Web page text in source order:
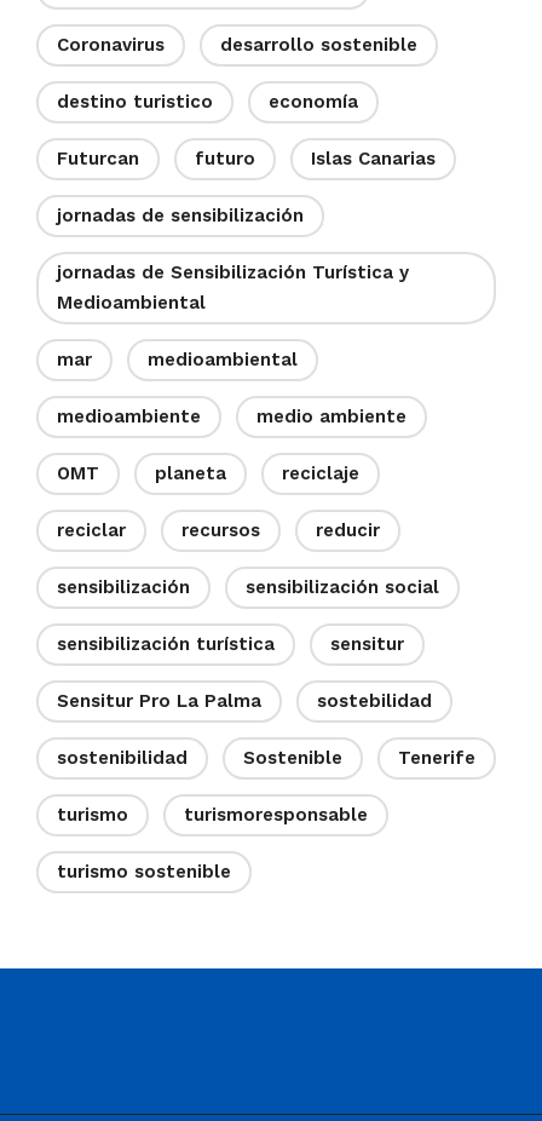
Coronavirus desarrollo sostenible
destino turistico economía
Futurcan futuro Islas Canarias
jornadas de sensibilización
jornadas de Sensibilización Turística y
Medioambiental
mar medioambiental
medioambiente medio ambiente
OMT planeta reciclaje
reciclar recursos reducir
sensibilización sensibilización social
sensibilización turística sensitur
Sensitur Pro La Palma sostebilidad
sostenibilidad Sostenible Tenerife
turismo turismoresponsable
turismo sostenible